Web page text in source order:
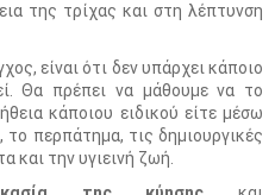
της τρίχας και στη λέπτυνση
είναι ότι δεν υπάρχει κάποιο
Θα πρέπει να μάθουμε να το
κάποιου ειδικού είτε μέσω
περπάτημα, τις δημιουργικές
και την υγιεινή ζωή.